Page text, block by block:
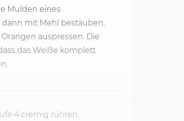
Mulden eines
mit Mehl bestäuben.
Orangen auspressen. Die
das Weiße komplett
4 cremig rühren.